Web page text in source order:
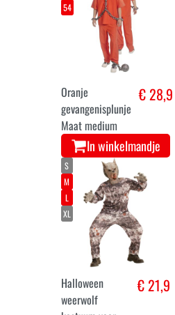
54
Oranje
gevangenisplunje
Maat medium
€ 28,9
In winkelmandje
S
M
L
XL
Halloween
weerwolf
€ 21,9